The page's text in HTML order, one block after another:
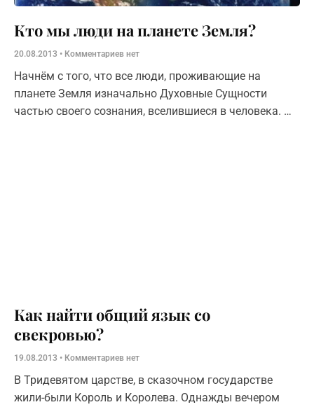
Кто мы люди на планете Земля?
20.08.2013 Комментариев нет
Начнём с того, что все люди, проживающие на
планете Земля изначально Духовные Сущности
частью своего сознания, вселившиеся в человека. На
Как найти общий язык со
свекровью?
19.08.2013 Комментариев нет
В Тридевятом царстве, в сказочном государстве
жили-были Король и Королева. Однажды вечером